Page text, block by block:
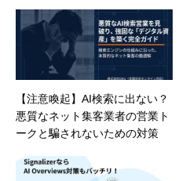
【注意喚起】AI検索に出ない？
悪質なネット集客業者の営業ト
ークと騙されないための対策